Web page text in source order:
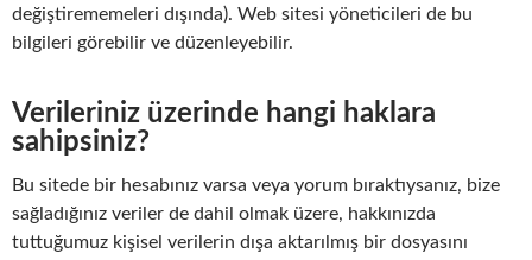
değiştirememeleri dışında). Web sitesi yöneticileri de bu
bilgileri görebilir ve düzenleyebilir.
Verileriniz üzerinde hangi haklara
sahipsiniz?
Bu sitede bir hesabınız varsa veya yorum bıraktıysanız, bize
sağladığınız veriler de dahil olmak üzere, hakkınızda
tuttuğumuz kişisel verilerin dışa aktarılmış bir dosyasını